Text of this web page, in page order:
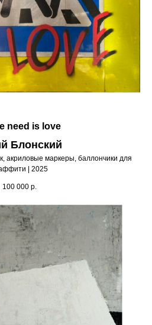
need is love
Блонский
акриловые маркеры, баллончики для
| 2025
100 000 р.